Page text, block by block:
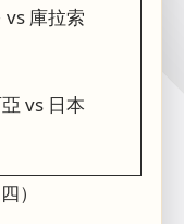
vs 庫拉索
vs 日本
）